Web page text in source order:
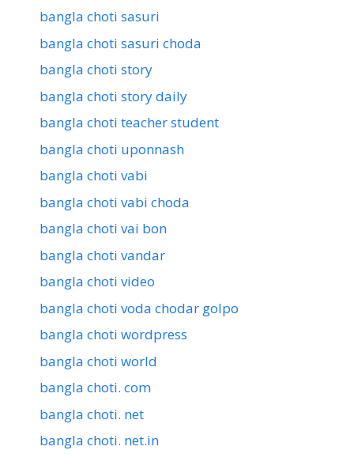
bangla choti sasuri
bangla choti sasuri choda
bangla choti story
bangla choti story daily
bangla choti teacher student
bangla choti uponnash
bangla choti vabi
bangla choti vabi choda
bangla choti vai bon
bangla choti vandar
bangla choti video
bangla choti voda chodar golpo
bangla choti wordpress
bangla choti world
bangla choti. com
bangla choti. net
bangla choti. net.in